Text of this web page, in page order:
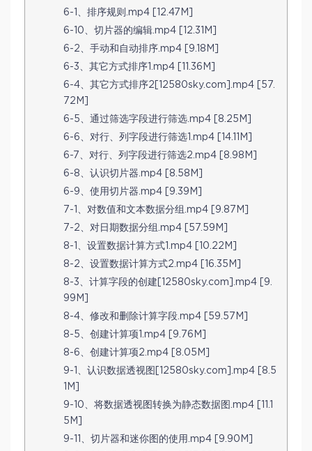
6-1、排序规则.mp4 [12.47M]
6-10、切片器的编辑.mp4 [12.31M]
6-2、手动和自动排序.mp4 [9.18M]
6-3、其它方式排序1.mp4 [11.36M]
6-4、其它方式排序2[12580sky.com].mp4 [57.
72M]
6-5、通过筛选字段进行筛选.mp4 [8.25M]
6-6、对行、列字段进行筛选1.mp4 [14.11M]
6-7、对行、列字段进行筛选2.mp4 [8.98M]
6-8、认识切片器.mp4 [8.58M]
6-9、使用切片器.mp4 [9.39M]
7-1、对数值和文本数据分组.mp4 [9.87M]
7-2、对日期数据分组.mp4 [57.59M]
8-1、设置数据计算方式1.mp4 [10.22M]
8-2、设置数据计算方式2.mp4 [16.35M]
8-3、计算字段的创建[12580sky.com].mp4 [9.
99M]
8-4、修改和删除计算字段.mp4 [59.57M]
8-5、创建计算项1.mp4 [9.76M]
8-6、创建计算项2.mp4 [8.05M]
9-1、认识数据透视图[12580sky.com].mp4 [8.5
1M]
9-10、将数据透视图转换为静态数据图.mp4 [11.1
5M]
9-11、切片器和迷你图的使用.mp4 [9.90M]